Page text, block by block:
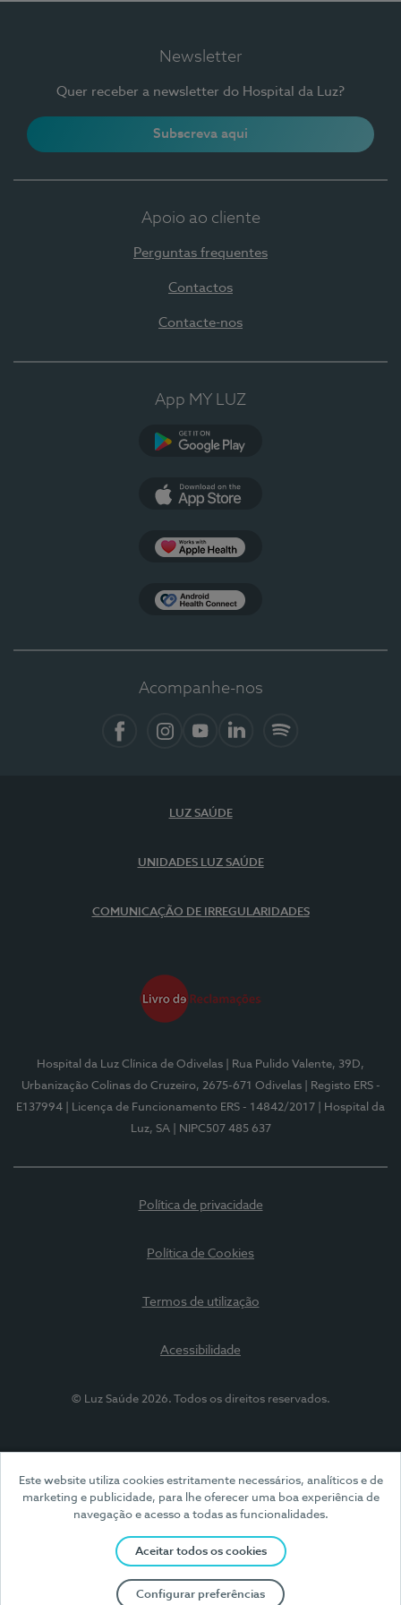
Este website utiliza cookies estritamente necessários, analíticos e de
marketing e publicidade, para lhe oferecer uma boa experiência de
navegação e acesso a todas as funcionalidades.
Aceitar todos os cookies
Configurar preferências
Newsletter
Quer receber a newsletter do Hospital da Luz?
Subscreva aqui
Apoio ao cliente
Perguntas frequentes
Contactos
Contacte-nos
App MY LUZ
Acompanhe-nos
LUZ SAÚDE
UNIDADES LUZ SAÚDE
COMUNICAÇÃO DE IRREGULARIDADES
Hospital da Luz Clínica de Odivelas
| Rua Pulido Valente, 39D,
Urbanização Colinas do Cruzeiro, 2675-671 Odivelas
| Registo ERS -
E137994
| Licença de Funcionamento ERS - 14842/2017
| Hospital da
Luz, SA
| NIPC507 485 637
Política de privacidade
Política de Cookies
Termos de utilização
Acessibilidade
© Luz Saúde 2026. Todos os direitos reservados.